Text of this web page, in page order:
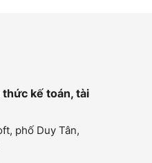
kế toán, tài
phố Duy Tân,